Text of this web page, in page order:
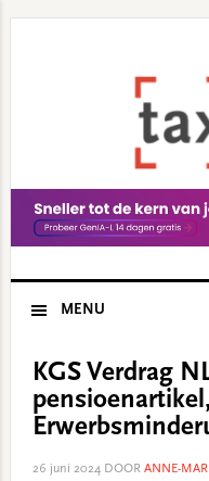
MENU
KGS Verdrag
pensioenartikel,
26 juni 2024DOOR ANNE-